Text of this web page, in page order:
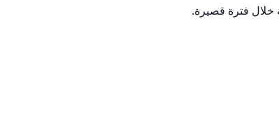
خلال فترة قصيرة.